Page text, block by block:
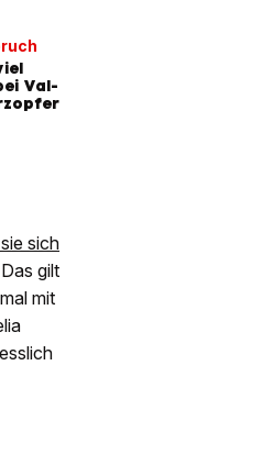
Val-
sich
gilt
mit